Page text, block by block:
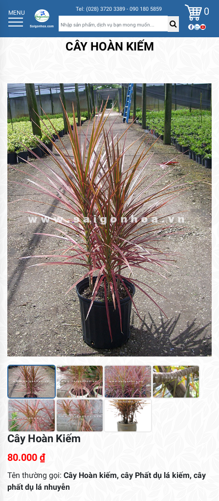
MENU Tel: (028) 3720 3389 - 090 180 5859 0
CÂY HOÀN KIẾM
Cây Hoàn Kiếm
80.000 ₫
Tên thường gọi: Cây Hoàn kiếm, cây Phất dụ lá kiếm, cây
phất dụ lá nhuyễn